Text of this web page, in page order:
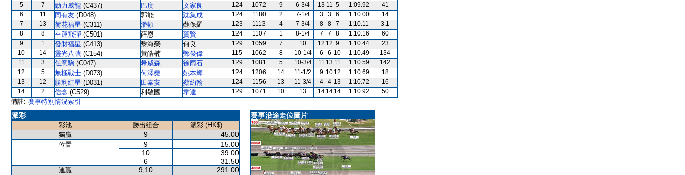
5
7 勁力威龍 (C437) 巴度 文家良 124 1072 9 6-3/4 13 11 5 1:09.92
41
6
11 同有友 (D048) 郭能 沈集成 124 1180 2 7-1/4 3 3 6 1:10.00
14
7
13 荷花福星 (C311) 潘頓 蘇保羅 123 1113 4 7-3/4 8 8 7 1:10.11
3.1
8
8 幸運飛彈 (C501) 薛恩 賀賢 124 1107 1 8-1/4 7 7 8 1:10.16
60
9
1 發財福星 (C413) 黎海榮 何良 129 1059 7 10 12 12 9 1:10.44
23
10
14 靈光八號 (C154) 黃皓楠 鄭俊偉 115 1062 8 10-1/4 6 6 10 1:10.49
134
11
3 任意駒 (C047) 希威森 徐雨石 129 1081 5 10-3/4 11 13 11 1:10.59
142
12
5 無極戰士 (D073) 何澤堯 姚本輝 124 1206 14 11-1/2 9 10 12 1:10.69
18
13
12 勝利紅星 (D031) 田泰安 蔡約翰 124 1156 13 11-3/4 4 4 13 1:10.72
16
14
2 信念 (C529) 利敬國 韋達 129 1071 10 13 14 14 14 1:10.92 50
備註: 賽事特別情況索引
派彩
彩池 勝出組合
派彩 (HK$)
獨贏
9 45.00
位置 9
15.00
10
39.00
6
31.50
連贏 9,10 291.00
賽事沿途走位圖片